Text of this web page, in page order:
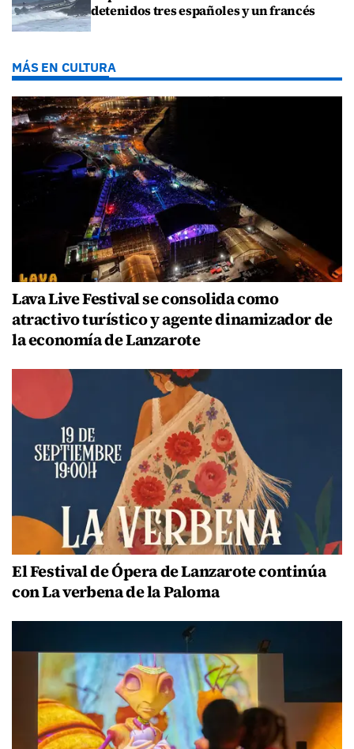
detenidos tres españoles y un francés
MÁS EN CULTURA
Lava Live Festival se consolida como
atractivo turístico y agente dinamizador de
la economía de Lanzarote
El Festival de Ópera de Lanzarote continúa
con La verbena de la Paloma